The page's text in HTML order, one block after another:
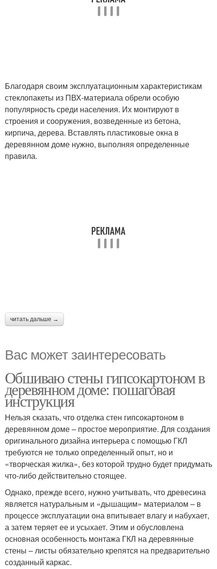
Благодаря своим эксплуатационным характеристикам
стеклопакеты из ПВХ-материала обрели особую
популярность среди населения. Их монтируют в
строения и сооружения, возведенные из бетона,
кирпича, дерева. Вставлять пластиковые окна в
деревянном доме нужно, выполняя определенные
правила.
читать дальше →
Вас может заинтересовать
Обшиваю стены гипсокартоном в
деревянном доме: пошаговая
инструкция
Нельзя сказать, что отделка стен гипсокартоном в
деревянном доме – простое мероприятие. Для создания
оригинального дизайна интерьера с помощью ГКЛ
требуются не только определенный опыт, но и
«творческая жилка», без которой трудно будет придумать
что-либо действительно стоящее.
Однако, прежде всего, нужно учитывать, что древесина
является натуральным и «дышащим» материалом – в
процессе эксплуатации она впитывает влагу и набухает,
а затем теряет ее и усыхает. Этим и обусловлена
основная особенность монтажа ГКЛ на деревянные
стены – листы обязательно крепятся на предварительно
созданный каркас.